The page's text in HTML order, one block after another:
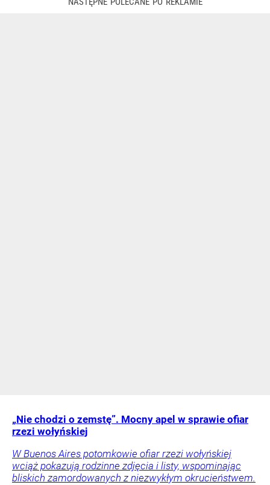
„Nie chodzi o zemstę”. Mocny apel w sprawie ofiar
rzezi wołyńskiej
W Buenos Aires potomkowie ofiar rzezi wołyńskiej
wciąż pokazują rodzinne zdjęcia i listy, wspominając
bliskich zamordowanych z niezwykłym okrucieństwem.